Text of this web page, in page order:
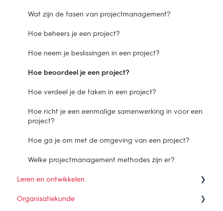
Waarom is samenwerken een vak?
Hoe organiseer je een samenwerking?
Hoe werkt samenwerken in de praktijk?
Wat zijn de fasen van projectmanagement?
Hoe beheers je een project?
Hoe neem je beslissingen in een project?
Hoe beoordeel je een project?
Hoe verdeel je de taken in een project?
Hoe richt je een eenmalige samenwerking in voor een
project?
Hoe ga je om met de omgeving van een project?
Welke projectmanagement methodes zijn er?
Leren en ontwikkelen
Hoe kan je leren?
Organisatiekunde